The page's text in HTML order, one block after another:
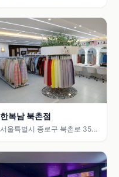
한복남 북촌점
서울특별시 종로구 북촌로 35-4